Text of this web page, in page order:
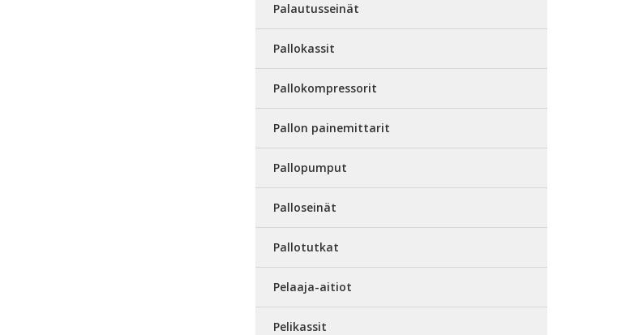
Palautusseinät
Pallokassit
Pallokompressorit
Pallon painemittarit
Pallopumput
Palloseinät
Pallotutkat
Pelaaja-aitiot
Pelikassit